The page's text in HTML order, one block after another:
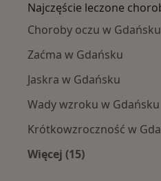
Najczęście leczone
Choroby oczu w Gdańsku
Zaćma w Gdańsku
Jaskra w Gdańsku
Wady wzroku w Gdańsku
Krótkowzroczność w
Więcej (15)